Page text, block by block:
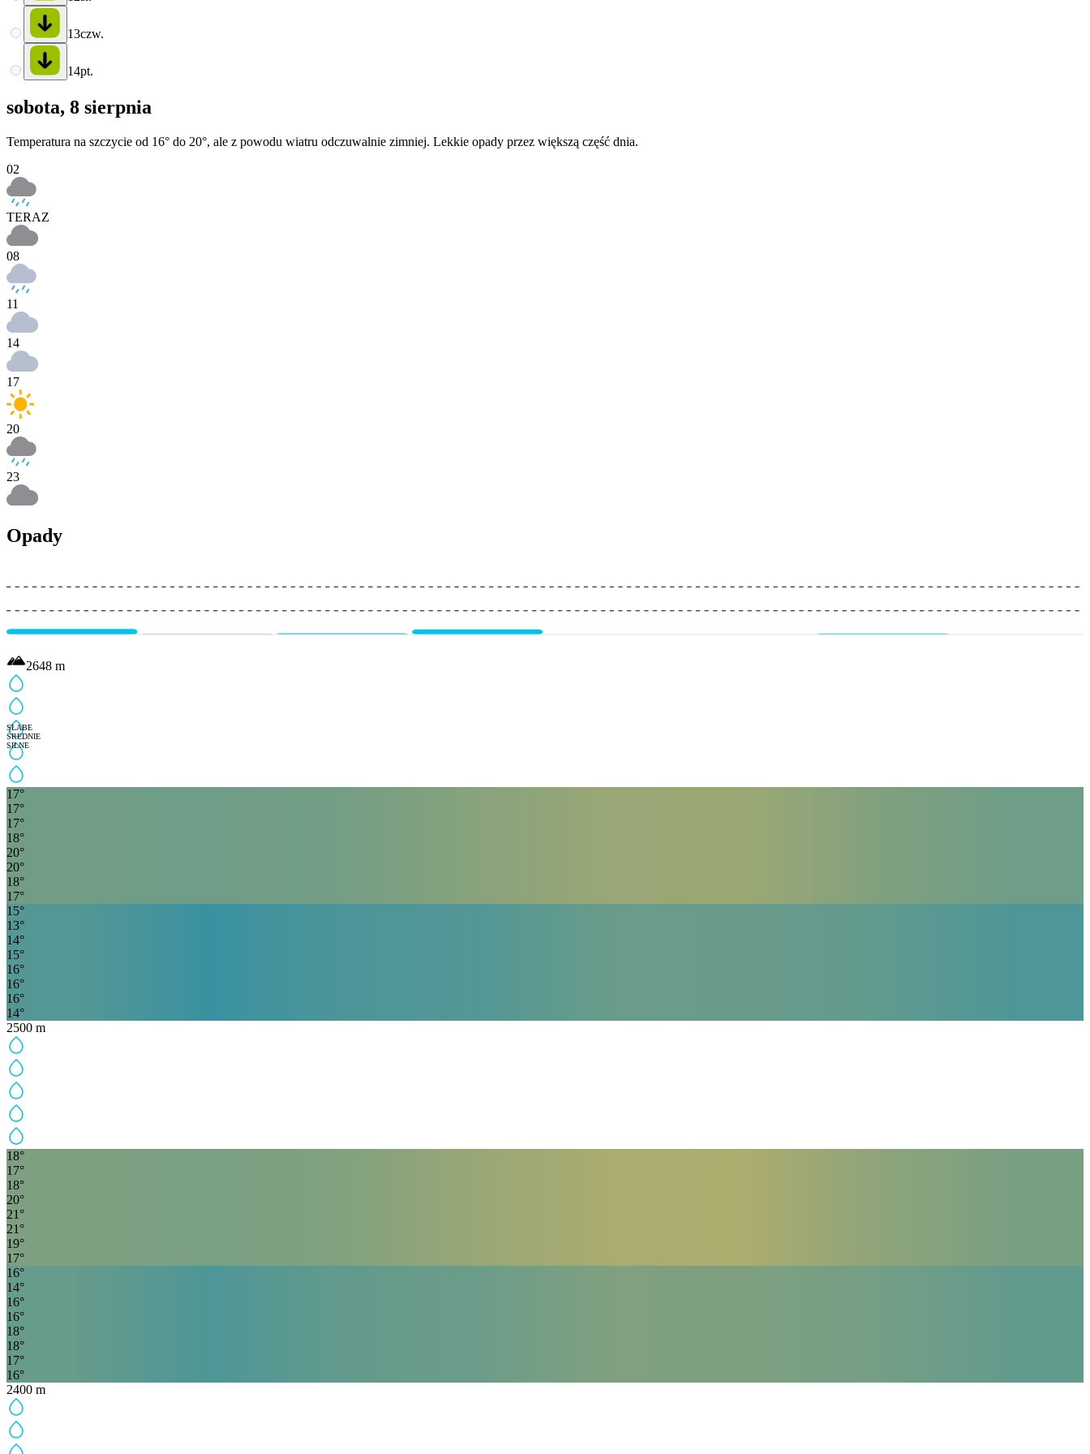
13czw.
14pt.
sobota, 8 sierpnia
Temperatura na szczycie od 16° do 20°, ale z powodu wiatru odczuwalnie zimniej. Lekkie opady przez większą część dnia.
02
TERAZ
08
11
14
17
20
23
Opady
SŁABE
ŚREDNIE
SILNE
2648 m
17°
17°
17°
18°
20°
20°
18°
17°
15°
13°
14°
15°
16°
16°
16°
14°
2500 m
18°
17°
18°
20°
21 °
21 °
19°
17°
16°
14°
16°
16°
18°
18°
17°
16°
2400 m